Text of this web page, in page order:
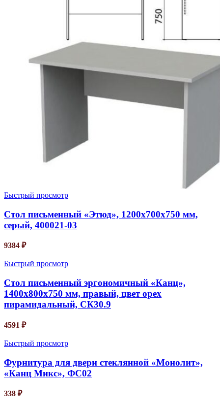
Быстрый просмотр
Стол письменный «Этюд», 1200х700х750 мм,
серый, 400021-03
9384 ₽
Быстрый просмотр
Стол письменный эргономичный «Канц»,
1400х800х750 мм, правый, цвет орех
пирамидальный, СК30.9
4591 ₽
Быстрый просмотр
Фурнитура для двери стеклянной «Монолит»,
«Канц Микс», ФС02
338 ₽